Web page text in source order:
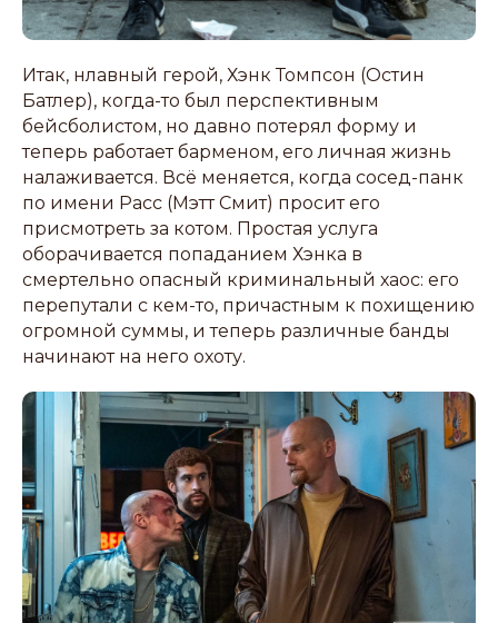
Итак, нлавный герой, Хэнк Томпсон (Остин
Батлер), когда-то был перспективным
бейсболистом, но давно потерял форму и
теперь работает барменом, его личная жизнь
налаживается. Всё меняется, когда сосед-панк
по имени Расс (Мэтт Смит) просит его
присмотреть за котом. Простая услуга
оборачивается попаданием Хэнка в
смертельно опасный криминальный хаос: его
перепутали с кем-то, причастным к похищению
огромной суммы, и теперь различные банды
начинают на него охоту.